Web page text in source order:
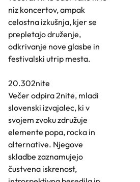
niz koncertov, ampak
celostna izkušnja, kjer se
prepletajo druženje,
odkrivanje nove glasbe in
festivalski utrip mesta.
20.302nite
Večer odpira 2nite, mladi
slovenski izvajalec, ki v
svojem zvoku združuje
elemente popa, rocka in
alternative. Njegove
skladbe zaznamujejo
čustvena iskrenost,